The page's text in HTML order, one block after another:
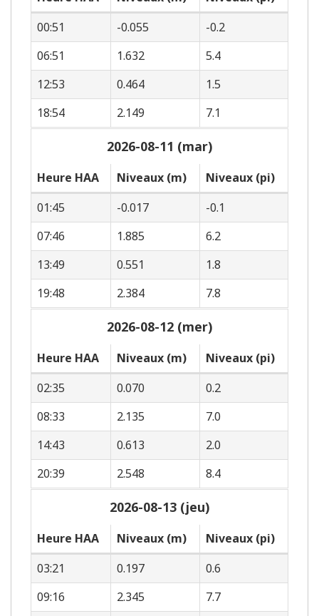
00:51
-0.055
-0.2
06:51
1.632
5.4
12:53
0.464
1.5
18:54
2.149 7.1
2026-08-11 (mar)
Heure HAA Niveaux (m)
Niveaux (pi)
01:45
-0.017
-0.1
07:46
1.885
6.2
13:49
0.551
1.8
19:48
2.384 7.8
2026-08-12 (mer)
Heure HAA Niveaux (m)
Niveaux (pi)
02:35
0.070
0.2
08:33
2.135
7.0
14:43
0.613
2.0
20:39
2.548 8.4
2026-08-13 (jeu)
Heure HAA Niveaux (m)
Niveaux (pi)
03:21
0.197
0.6
09:16
2.345
7.7